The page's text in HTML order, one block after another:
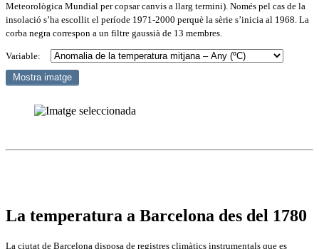
Meteorològica Mundial per copsar canvis a llarg termini). Només pel cas de la
insolació s’ha escollit el període 1971-2000 perquè la sèrie s’inicia al 1968. La
corba negra correspon a un filtre gaussià de 13 membres.
Variable:
La temperatura a Barcelona des del 1780
La ciutat de Barcelona disposa de registres climàtics instrumentals que es